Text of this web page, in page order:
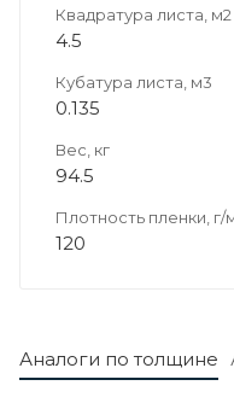
Квадратура листа, м2
4.5
Кубатура листа, м3
0.135
Вес, кг
94.5
Плотность пленки, г/
120
Аналоги по толщине